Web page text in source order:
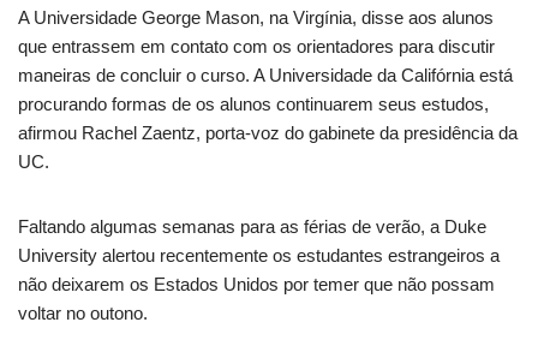
A Universidade George Mason, na Virgínia, disse aos alunos
que entrassem em contato com os orientadores para discutir
maneiras de concluir o curso. A Universidade da Califórnia está
procurando formas de os alunos continuarem seus estudos,
afirmou Rachel Zaentz, porta-voz do gabinete da presidência da
UC.
Faltando algumas semanas para as férias de verão, a Duke
University alertou recentemente os estudantes estrangeiros a
não deixarem os Estados Unidos por temer que não possam
voltar no outono.